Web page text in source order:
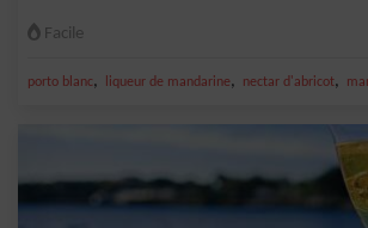
Facile
porto blanc, liqueur de mandarine, nectar d'abricot,